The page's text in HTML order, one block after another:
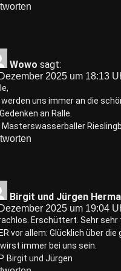
Wowo sagt:
2025 um 18:13
uns immer an die
an Ralle.
Masterswasserballer
Birgit und Jürgen
2025 um 19:04
Erschüttert. Sehr sehr
vor allem: Glücklich über
wirst immer bei uns sein.
Birgit und Jürgen